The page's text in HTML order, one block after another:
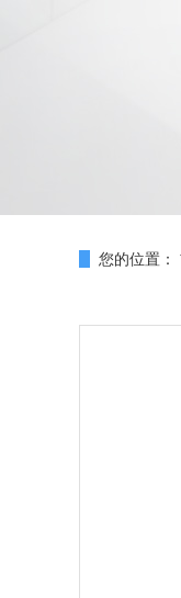
您的位置：